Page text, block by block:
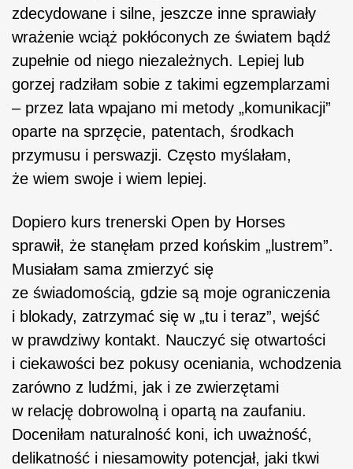
zdecydowane i silne, jeszcze inne sprawiały
wrażenie wciąż pokłóconych ze światem bądź
zupełnie od niego niezależnych. Lepiej lub
gorzej radziłam sobie z takimi egzemplarzami
– przez lata wpajano mi metody „komunikacji”
oparte na sprzęcie, patentach, środkach
przymusu i perswazji. Często myślałam,
że wiem swoje i wiem lepiej.
Dopiero kurs trenerski Open by Horses
sprawił, że stanęłam przed końskim „lustrem”.
Musiałam sama zmierzyć się
ze świadomością, gdzie są moje ograniczenia
i blokady, zatrzymać się w „tu i teraz”, wejść
w prawdziwy kontakt. Nauczyć się otwartości
i ciekawości bez pokusy oceniania, wchodzenia
zarówno z ludźmi, jak i ze zwierzętami
w relację dobrowolną i opartą na zaufaniu.
Doceniłam naturalność koni, ich uważność,
delikatność i niesamowity potencjał, jaki tkwi